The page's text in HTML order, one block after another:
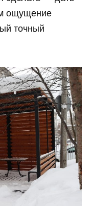
ощущение
точный